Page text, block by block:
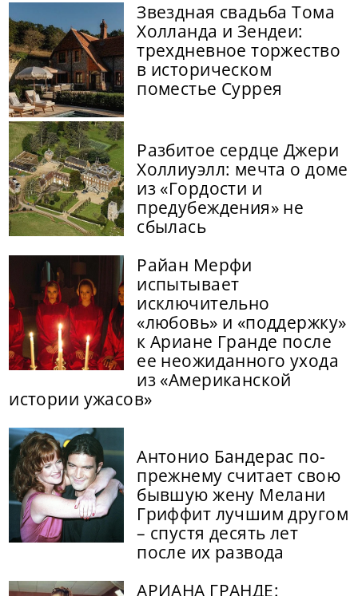
Звездная свадьба Тома
Холланда и Зендеи:
трехдневное торжество
в историческом
поместье Суррея
Разбитое сердце Джери
Холлиуэлл: мечта о доме
из «Гордости и
предубеждения» не
сбылась
Райан Мерфи
испытывает
исключительно
«любовь» и «поддержку»
к Ариане Гранде после
ее неожиданного ухода
из «Американской
истории ужасов»
Антонио Бандерас по-
прежнему считает свою
бывшую жену Мелани
Гриффит лучшим другом
– спустя десять лет
после их развода
АРИАНА ГРАНДЕ: